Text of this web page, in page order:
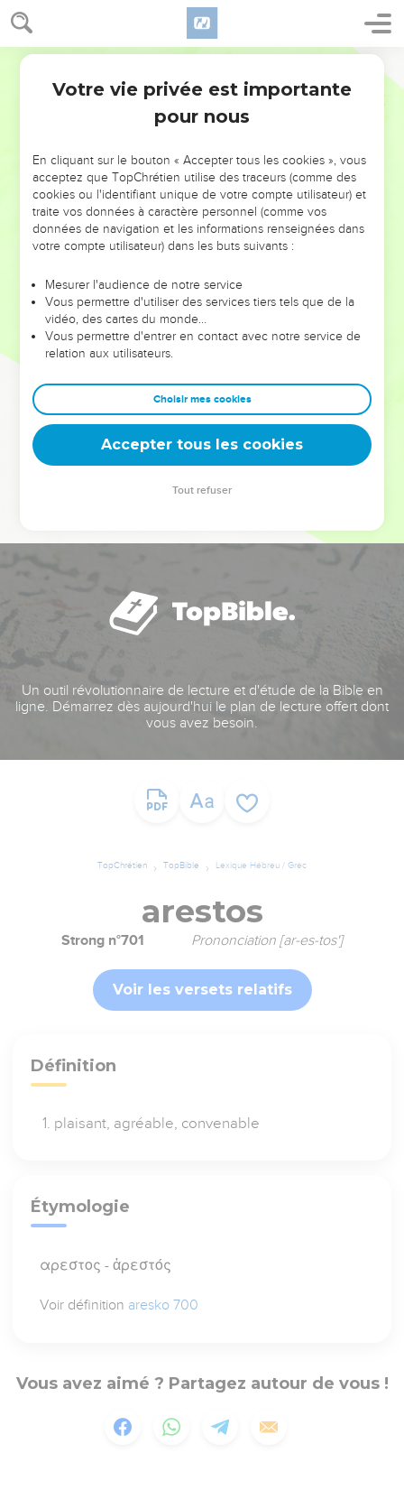
NE MANQUEZ PAS L’ÉVÉNEMENT
DE L’ANNÉE !
ET SI LEURS ERREURS POUVAIENT VOUS ÉVITER LES
VOTRES ?
leur foi ou leur vision. Mais on voit moins les doutes, les erreurs
et les saisons difficiles qu'ils ont traversés, alors même que ce
sont elles qui les ont façonnés.
Dans cette conférence, leaders, entrepreneurs, et responsables
clés pour avancer avec plus de sagesse afin que leurs erreurs
deviennent vos tremplins. Que vous guidiez un ministère, une
équipe, un groupe ou une famille, leur expérience est faite
Un outil révolutionnaire de lecture et d'étude de la Bible en
ligne. Démarrez dès aujourd'hui le plan de lecture offert dont
vous avez besoin.
TopChrétien TopBible Lexique Hébreu / Grec
arestos
Strong n°701 Prononciation [ar-es-tos']
Voir les versets relatifs
Définition
plaisant, agréable, convenable
Étymologie
αρεστος - ἀρεστός
Voir définition aresko 700
Vous avez aimé ? Partagez autour de vous !
Votre vie privée est importante
pour nous
En cliquant sur le bouton « Accepter tous les cookies », vous
acceptez que TopChrétien utilise des traceurs (comme des
cookies ou l'identifiant unique de votre compte utilisateur) et
traite vos données à caractère personnel (comme vos
données de navigation et les informations renseignées dans
votre compte utilisateur) dans les buts suivants :
Mesurer l'audience de notre service
Vous permettre d'utiliser des services tiers tels que de la
vidéo, des cartes du monde…
Vous permettre d'entrer en contact avec notre service de
relation aux utilisateurs.
Choisir mes cookies
Accepter tous les cookies
Tout refuser